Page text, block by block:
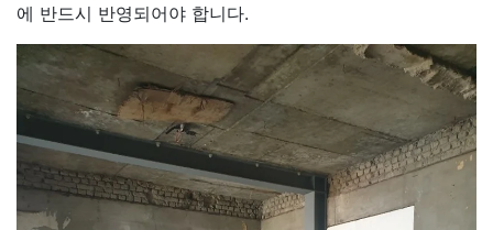
에 반드시 반영되어야 합니다.